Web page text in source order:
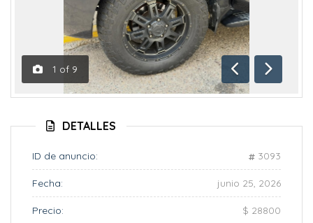
1 of 9
Anterior
DETALLES
ID de anuncio: 3093
Fecha: junio 25, 2026
Precio: $ 28800